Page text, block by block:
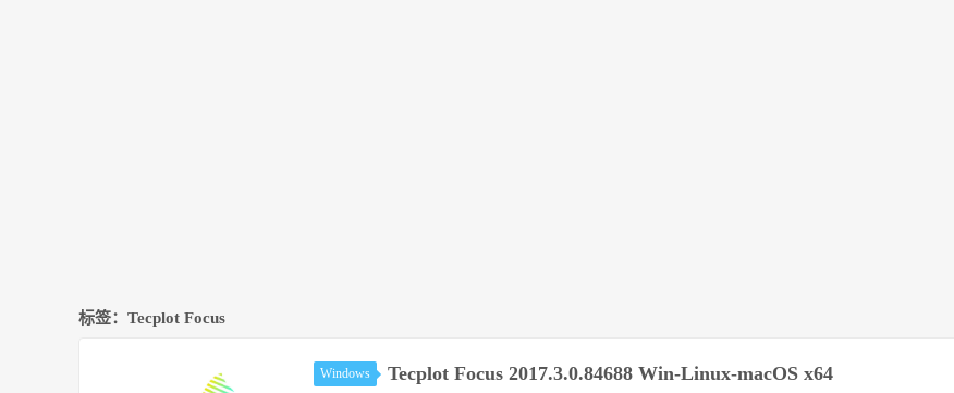
标签：Tecplot Focus
Windows Tecplot Focus 2017.3.0.84688 Win-Linux-macOS x64